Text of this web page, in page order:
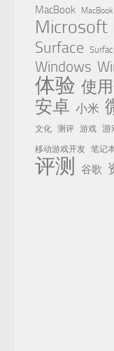
MacBook
Microsoft
Surface
Windows
体验 使
安卓 小米
文化 测评 游戏 游
移动游戏开发 笔记
评测 谷歌